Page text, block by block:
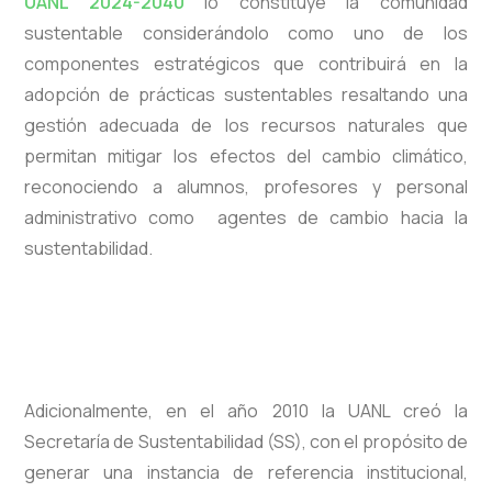
sustentable considerándolo como uno de los
componentes estratégicos que contribuirá en la
adopción de prácticas sustentables resaltando una
gestión adecuada de los recursos naturales que
permitan mitigar los efectos del cambio climático,
reconociendo a alumnos, profesores y personal
administrativo como agentes de cambio hacia la
sustentabilidad.
Adicionalmente, en el año 2010 la UANL creó la
Secretaría de Sustentabilidad (SS), con el propósito de
generar una instancia de referencia institucional,